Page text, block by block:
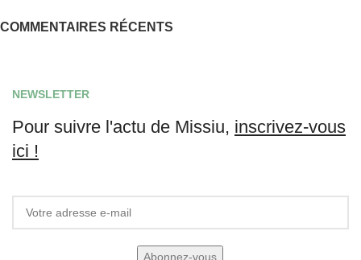
COMMENTAIRES RÉCENTS
NEWSLETTER
Pour suivre l'actu de Missiu, inscrivez-vous
ici !